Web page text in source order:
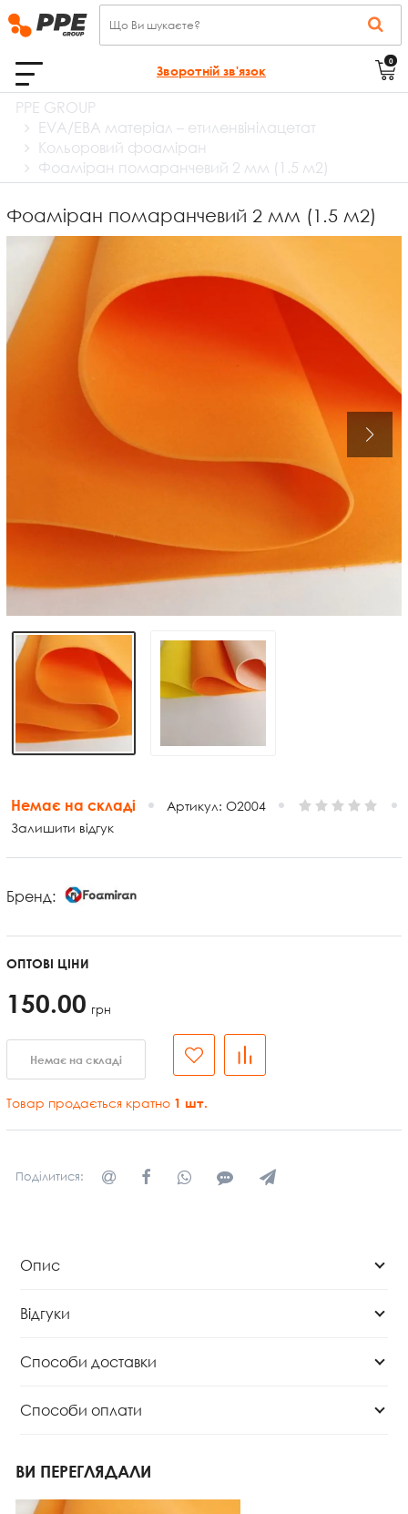
Зворотній зв'язок
0
PPE GROUP
EVA/ЕВА матеріал – етиленвінілацетат
Кольоровий фоаміран
Фоаміран помаранчевий 2 мм (1.5 м2)
Фоаміран помаранчевий 2 мм (1.5 м2)
Немає на складі Артикул: O2004
Залишити відгук
Бренд:
ОПТОВІ ЦІНИ
150.00 грн
Немає на складі
Товар продається кратно 1 шт.
Поділитися:
Опис
Відгуки
Способи доставки
Способи оплати
ВИ ПЕРЕГЛЯДАЛИ